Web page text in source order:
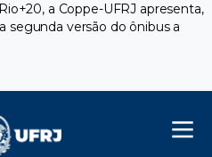
a Coppe-UFRJ apresenta,
segunda versão do ônibus a